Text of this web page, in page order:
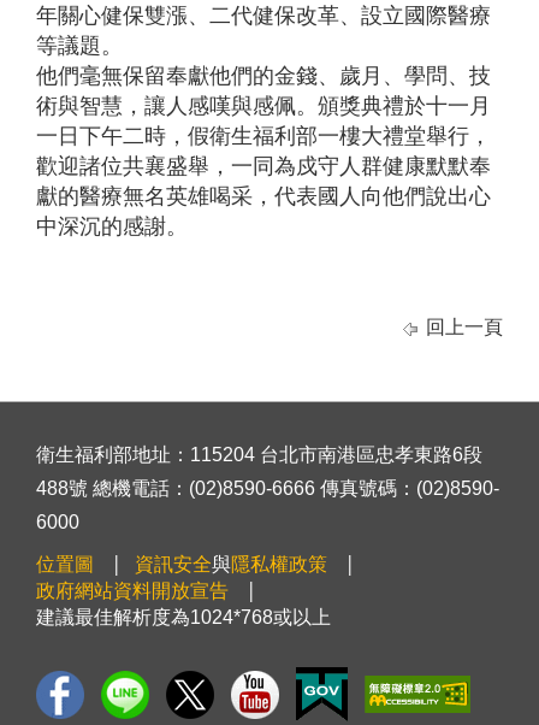
年關心健保雙漲、二代健保改革、設立國際醫療
等議題。
他們毫無保留奉獻他們的金錢、歲月、學問、技
術與智慧，讓人感嘆與感佩。頒獎典禮於十一月
一日下午二時，假衛生福利部一樓大禮堂舉行，
歡迎諸位共襄盛舉，一同為戍守人群健康默默奉
獻的醫療無名英雄喝采，代表國人向他們說出心
中深沉的感謝。
回上一頁
衛生福利部地址：115204 台北市南港區忠孝東路6段
488號 總機電話：(02)8590-6666 傳真號碼：(02)8590-
6000
位置圖 資訊安全與隱私權政策
政府網站資料開放宣告
建議最佳解析度為1024*768或以上